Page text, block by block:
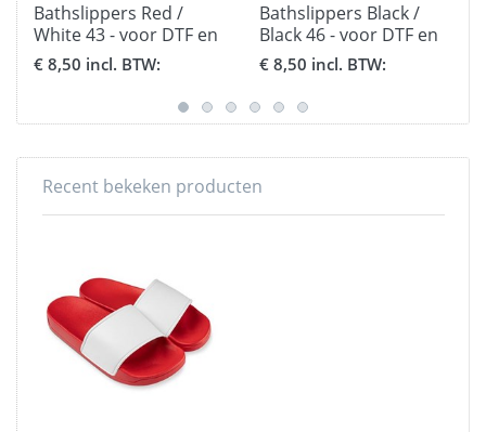
Bathslippers Red /
White 43 - voor DTF en
Flex
€ 8,50 incl. BTW:
Bathslippers Black /
Black 46 - voor DTF en
Flex
€ 8,50 incl. BTW:
Recent bekeken producten